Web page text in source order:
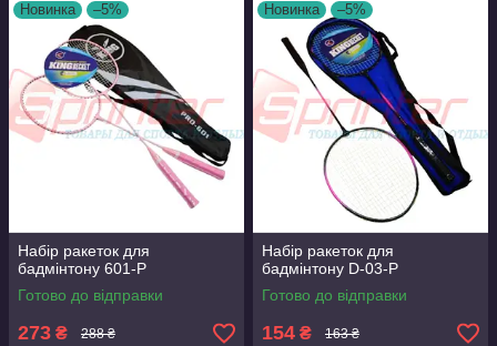
Новинка –5%
Набір ракеток для
бадмінтону 601-Р
Готово до відправки
273 ₴ 288 ₴
Новинка –5%
Набір ракеток для
бадмінтону D-03-Р
Готово до відправки
154 ₴ 163 ₴